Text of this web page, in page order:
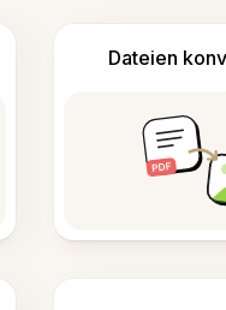
Dateien